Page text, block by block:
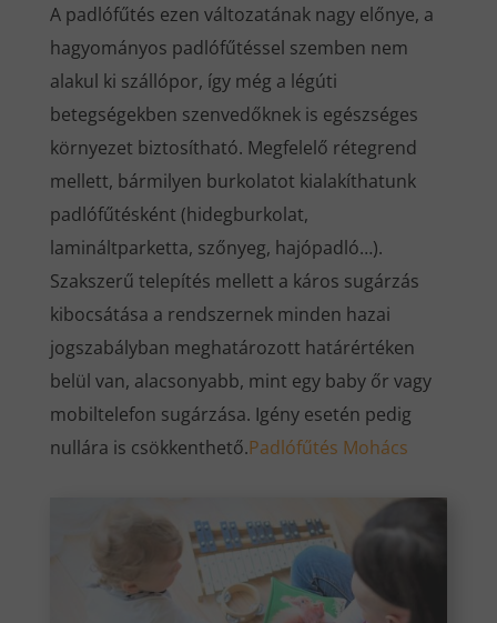
A padlófűtés ezen változatának nagy előnye, a
hagyományos padlófűtéssel szemben nem
alakul ki szállópor, így még a légúti
betegségekben szenvedőknek is egészséges
környezet biztosítható. Megfelelő rétegrend
mellett, bármilyen burkolatot kialakíthatunk
padlófűtésként (hidegburkolat,
lamináltparketta, szőnyeg, hajópadló…).
Szakszerű telepítés mellett a káros sugárzás
kibocsátása a rendszernek minden hazai
jogszabályban meghatározott határértéken
belül van, alacsonyabb, mint egy baby őr vagy
mobiltelefon sugárzása. Igény esetén pedig
nullára is csökkenthető.Padlófűtés Mohács